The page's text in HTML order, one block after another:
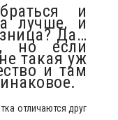
и
лучше, и
Да…
но если
такая уж
и там
отличаются друг